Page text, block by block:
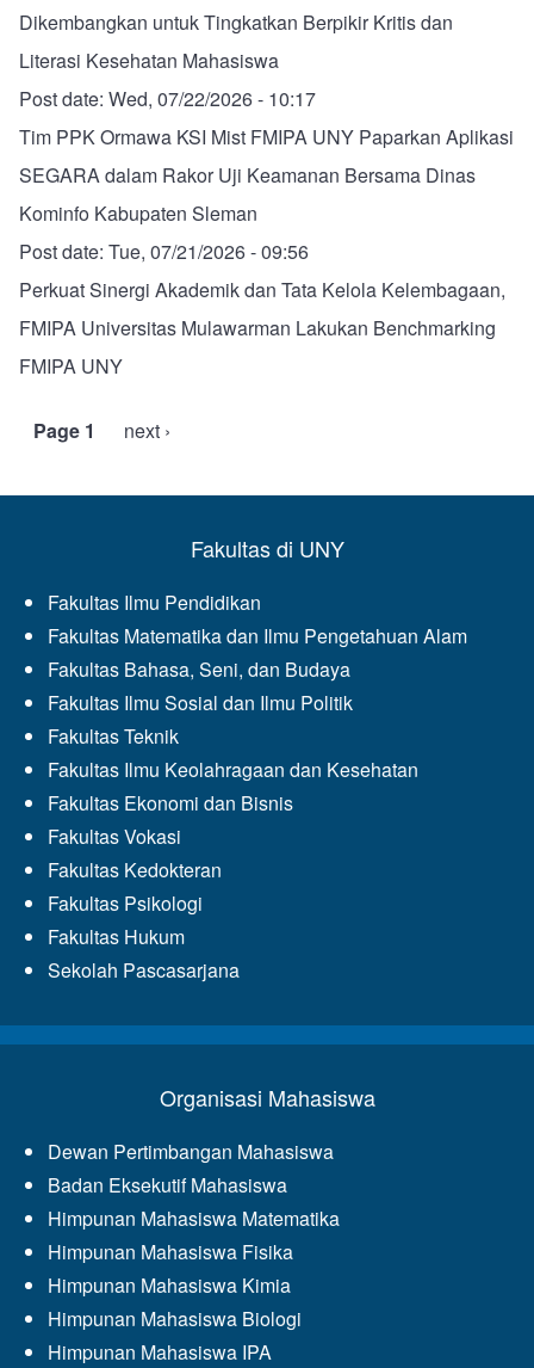
Dikembangkan untuk Tingkatkan Berpikir Kritis dan
Literasi Kesehatan Mahasiswa
Post date: Wed, 07/22/2026 - 10:17
Tim PPK Ormawa KSI Mist FMIPA UNY Paparkan Aplikasi
SEGARA dalam Rakor Uji Keamanan Bersama Dinas
Kominfo Kabupaten Sleman
Post date: Tue, 07/21/2026 - 09:56
Perkuat Sinergi Akademik dan Tata Kelola Kelembagaan,
FMIPA Universitas Mulawarman Lakukan Benchmarking
FMIPA UNY
Pagination
Page 1
Next
next ›
Fakultas di UNY
Fakultas Ilmu Pendidikan
Fakultas Matematika dan Ilmu Pengetahuan Alam
Fakultas Bahasa, Seni, dan Budaya
Fakultas Ilmu Sosial dan Ilmu Politik
Fakultas Teknik
Fakultas Ilmu Keolahragaan dan Kesehatan
Fakultas Ekonomi dan Bisnis
Fakultas Vokasi
Fakultas Kedokteran
Fakultas Psikologi
Fakultas Hukum
Sekolah Pascasarjana
Organisasi Mahasiswa
Dewan Pertimbangan Mahasiswa
Badan Eksekutif Mahasiswa
Himpunan Mahasiswa Matematika
Himpunan Mahasiswa Fisika
Himpunan Mahasiswa Kimia
Himpunan Mahasiswa Biologi
Himpunan Mahasiswa IPA